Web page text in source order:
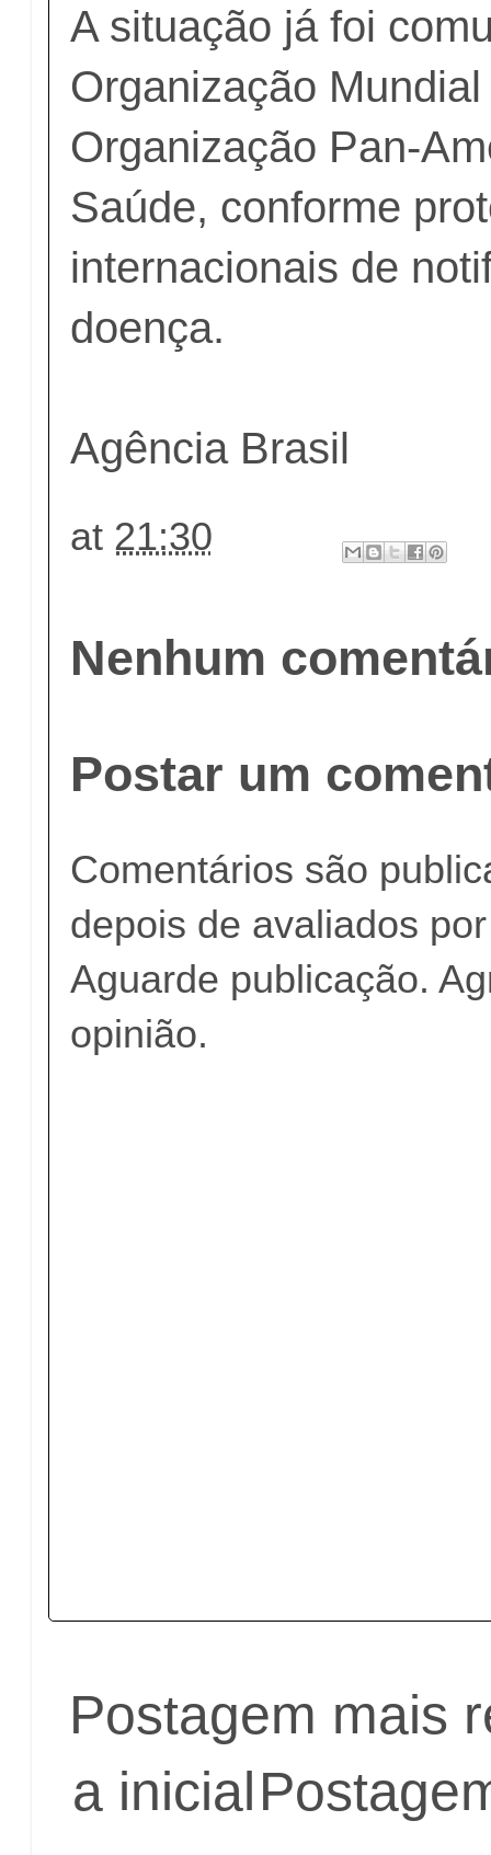
A situação já foi
Organização
Organização Pan-
Saúde, conforme
internacionais de
doença.
Agência Brasil
at 21:30
Nenhum
Postar um
Comentários são
depois de avaliados
Aguarde publicação.
opinião.
Postagem mais
a inicial